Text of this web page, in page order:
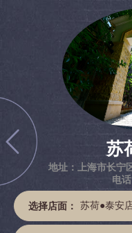
苏
地址：上海市长宁
电
选择店面：